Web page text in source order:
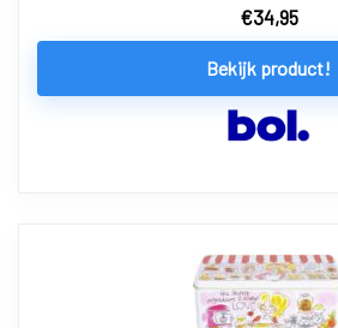
€34,95
Bekijk product!